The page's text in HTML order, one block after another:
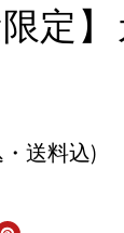
限定
送料込)